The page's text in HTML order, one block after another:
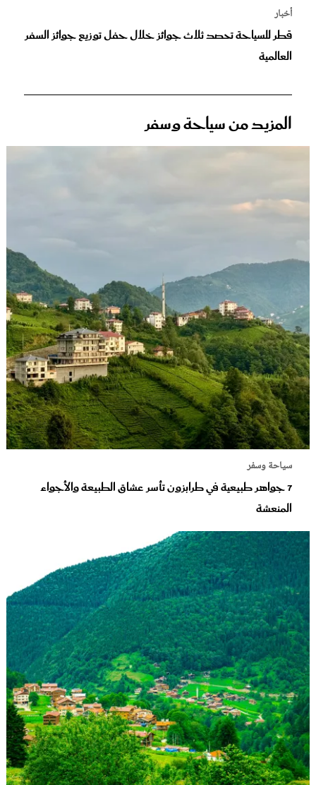
أخبار
قطر للسياحة تحصد ثلاث جوائز خلال حفل توزيع جوائز السفر
العالمية
المزيد من سياحة وسفر
سياحة وسفر
7 جواهر طبيعية في طرابزون تأسر عشاق الطبيعة والأجواء
المنعشة